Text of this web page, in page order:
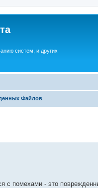
систем, и других
Файлов
с помехами - это